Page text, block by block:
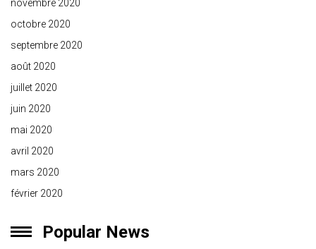
novembre 2020
octobre 2020
septembre 2020
août 2020
juillet 2020
juin 2020
mai 2020
avril 2020
mars 2020
février 2020
Popular News